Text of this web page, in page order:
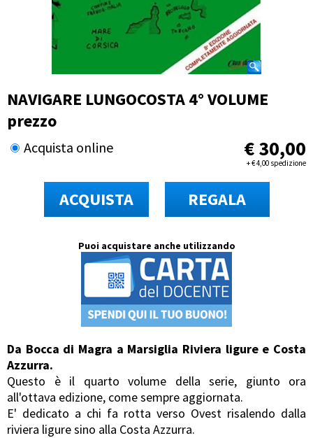
NAVIGARE LUNGOCOSTA 4° VOLUME
prezzo
Acquista online €30,00
+€4,00 spedizione
ACQUISTA REGALA
Puoi acquistare anche utilizzando
Da Bocca di Magra a Marsiglia Riviera ligure e Costa
Azzurra.
Questo è il quarto volume della serie, giunto ora
all'ottava edizione, come sempre aggiornata.
E' dedicato a chi fa rotta verso Ovest risalendo dalla
riviera ligure sino alla Costa Azzurra.